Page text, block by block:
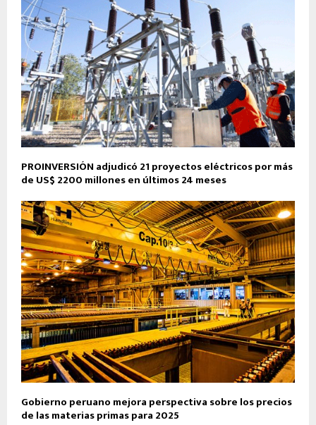
PROINVERSIÓN adjudicó 21 proyectos eléctricos por más
de US$ 2200 millones en últimos 24 meses
Gobierno peruano mejora perspectiva sobre los precios
de las materias primas para 2025